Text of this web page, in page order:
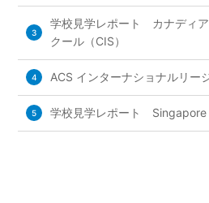
3
学校見学レポート カナディ
クール（CIS）
4 ACS インターナショナルリー
5 学校見学レポート Singapore